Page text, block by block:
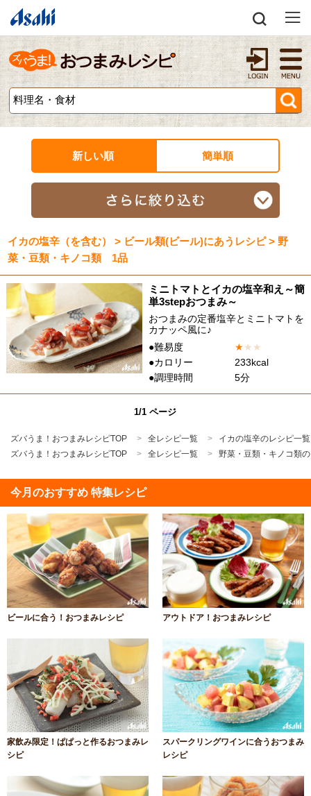
新しい順 簡単順
イカの塩辛（を含む） > ビール類(ビール)にあうレシピ > 野
菜・豆類・キノコ類 1品
ミニトマトとイカの塩辛和え～簡
単3stepおつまみ～
おつまみの定番塩辛とミニトマトを
カナッペ風に♪
●難易度
★★ ★
●カロリー
233kcal
●調理時間
5分
1/1 ページ
ズバうま！おつまみレシピTOP 全レシピ一覧
イカの塩辛のレシピ一覧
ズバうま！おつまみレシピTOP
全レシピ一覧 野菜・豆類・キノコ類
今月のおすすめ 特集レシピ
ビールに合う！おつまみレシピ アウトドア！おつまみレシピ
家飲み限定！ぱぱっと作るおつまみレ
シピ
スパークリングワインに合うおつまみ
レシピ